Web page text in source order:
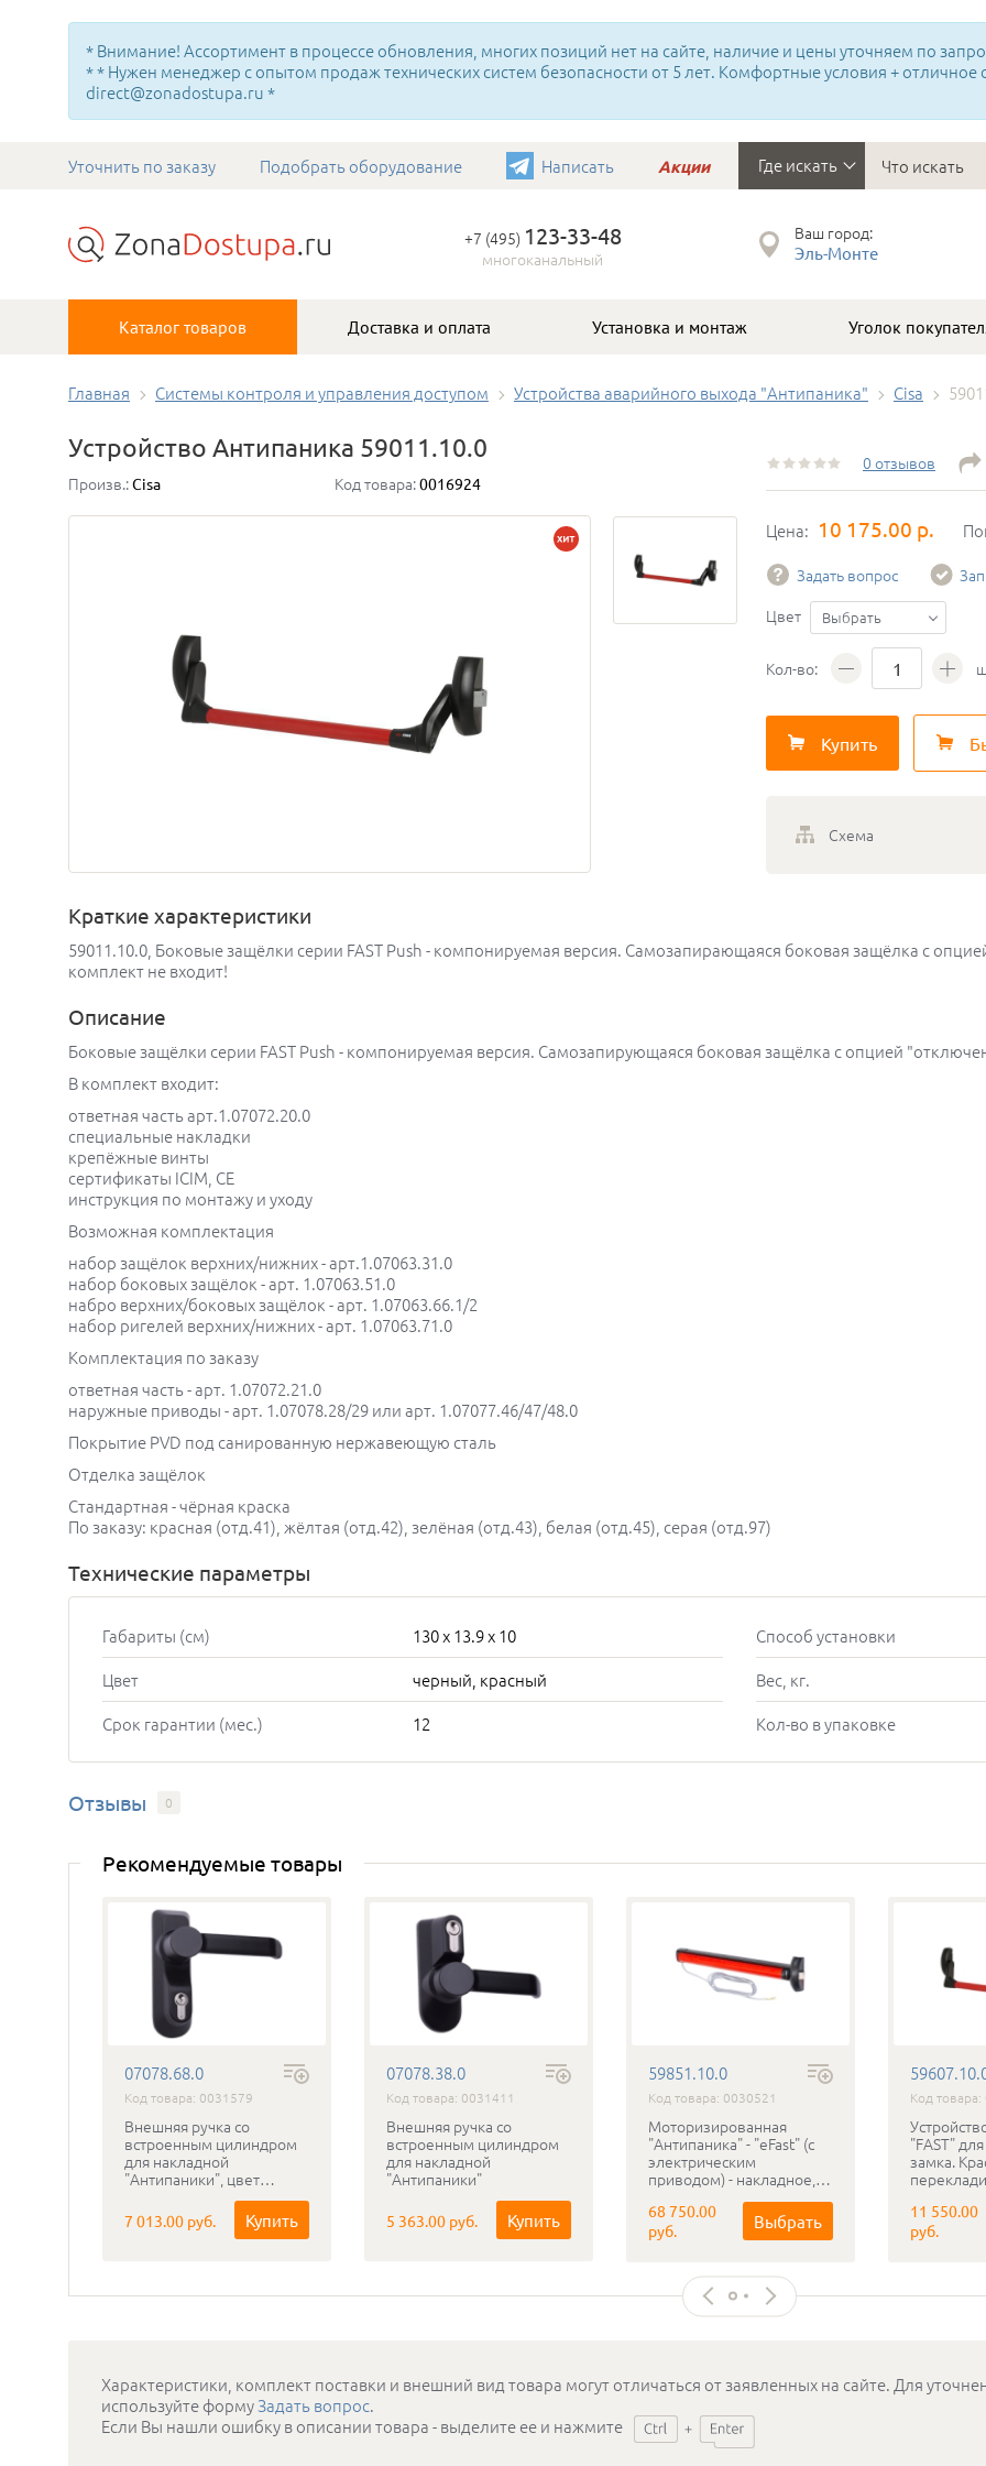
* Внимание! Ассортимент в процессе обновления, многих позиций нет на сайте, наличие и цены уточняем по
* * Нужен менеджер с опытом продаж технических систем безопасности от 5 лет. Комфортные условия +
direct@zonadostupa.ru *
Уточнить по заказу Подобрать оборудование Написать Акции Где искать
+7 (495) 123-33-48
многоканальный
Ваш город:
Эль-Монте
Каталог товаров Доставка и оплата Установка и монтаж Уголок
Главная Системы контроля и управления доступом Устройства аварийного выхода "Антипаника" Cisa
Устройство Антипаника 59011.10.0
Произв.:Cisa Код товара:0016924
0 отзывов
Цена: 10 175.00 р.
Задать вопрос
Цвет
Выбрать
Кол-во:
Купить
Схема
Краткие характеристики
59011.10.0, Боковые защёлки серии FAST Push - компонируемая версия. Самозапирающаяся боковая защёлка с
комплект не входит!
Описание
Боковые защёлки серии FAST Push - компонируемая версия. Самозапирующаяся боковая защёлка с опцией
В комплект входит:
ответная часть арт.1.07072.20.0
специальные накладки
крепёжные винты
сертификаты ICIM, CE
инструкция по монтажу и уходу
Возможная комплектация
набор защёлок верхних/нижних - арт.1.07063.31.0
набор боковых защёлок - арт. 1.07063.51.0
набро верхних/боковых защёлок - арт. 1.07063.66.1/2
набор ригелей верхних/нижних - арт. 1.07063.71.0
Комплектация по заказу
ответная часть - арт. 1.07072.21.0
наружные приводы - арт. 1.07078.28/29 или арт. 1.07077.46/47/48.0
Покрытие PVD под санированную нержавеющую сталь
Отделка защёлок
Стандартная - чёрная краска
По заказу: красная (отд.41), жёлтая (отд.42), зелёная (отд.43), белая (отд.45), серая (отд.97)
Технические параметры
Габариты (см)
130 x 13.9 x 10
Цвет
черный, красный
Срок гарантии (мес.)
12
Способ установки
Вес, кг.
Кол-во в упаковке
Отзывы 0
Рекомендуемые товары
07078.68.0
Код товара: 0031579
Внешняя ручка со
встроенным цилиндром
для накладной
"Антипаники", цвет
7 013.00 руб. Купить
07078.38.0
Код товара: 0031411
Внешняя ручка со
встроенным цилиндром
для накладной
"Антипаники"
5 363.00 руб. Купить
59851.10.0
Код товара: 0030521
Моторизированная
"Антипаника" - "eFast" (с
электрическим
приводом) - накладное,
68 750.00
руб.
Выбрать
Код
"FAST"
замка.
11 550.00
руб.
Характеристики, комплект поставки и внешний вид товара могут отличаться от заявленных на сайте. Для
используйте формуЗадать вопрос.
Если Вы нашли ошибку в описании товара - выделите ее и нажмите